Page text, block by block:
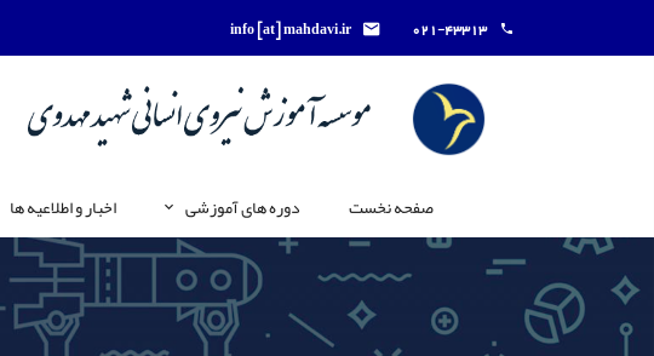
021-43313
info [at] mahdavi.ir
صفحه نخست دوره های آموزشی اخبار و اطلاعیه ها